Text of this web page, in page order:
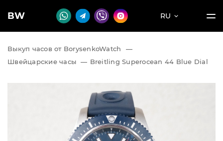
BW RU
Выкуп часов от BorysenkoWatch
—
Швейцарские часы — Breitling Superocean 44 Blue Dial